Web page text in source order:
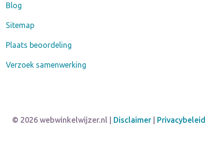
Blog
Sitemap
Plaats beoordeling
Verzoek samenwerking
© 2026 webwinkelwijzer.nl | Disclaimer| Privacybeleid